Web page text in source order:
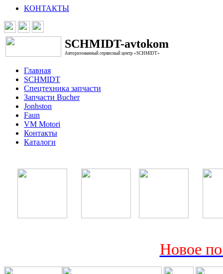
КОНТАКТЫ
SCHMIDT-avtokom
Авторизованный сервисный центр «SCHMIDT»
Главная
SCHMIDT
Спецтехника запчасти
Запчасти Bucher
Jonhston
Faun
VM Motori
Контакты
Каталоги
Новое